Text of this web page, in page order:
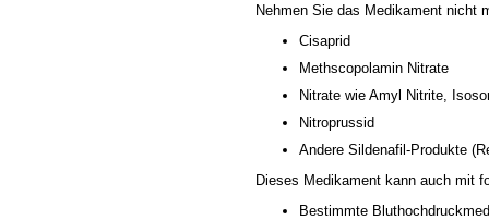
Nehmen Sie das Medikament nicht
Cisaprid
Methscopolamin Nitrate
Nitrate wie Amyl Nitrite,
Nitroprussid
Andere Sildenafil-Produkte
Dieses Medikament kann auch mit
Bestimmte